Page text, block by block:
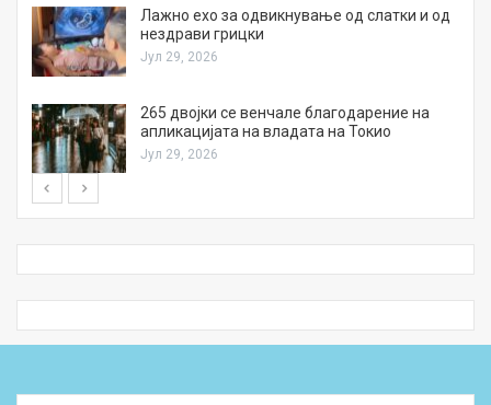
Лажно ехо за одвикнување од слатки и од
нездрави грицки
Јул 29, 2026
265 двојки се венчале благодарение на
апликацијата на владата на Токио
Јул 29, 2026